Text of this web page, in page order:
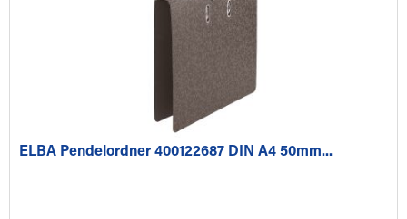
ELBA Pendelordner 400122687 DIN A4 50mm...